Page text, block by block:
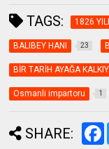
TAGS: 1826
BALIBEY HANI 23
BİR TARİH AYAĞA
Osmanli impartoru 1
SHARE: